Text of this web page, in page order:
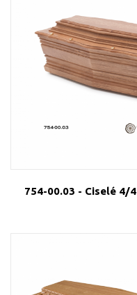
754-00.03 - Ciselé 4/4